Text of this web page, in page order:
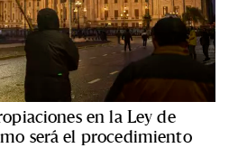
en la Ley de
será el procedimiento